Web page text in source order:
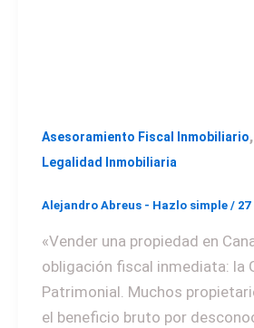
Asesoramiento Fiscal Inmobiliario,
Legalidad Inmobiliaria
Alejandro Abreus - Hazlo simple /
«Vender una propiedad en
obligación fiscal inmediata: la
Patrimonial. Muchos
el beneficio bruto por